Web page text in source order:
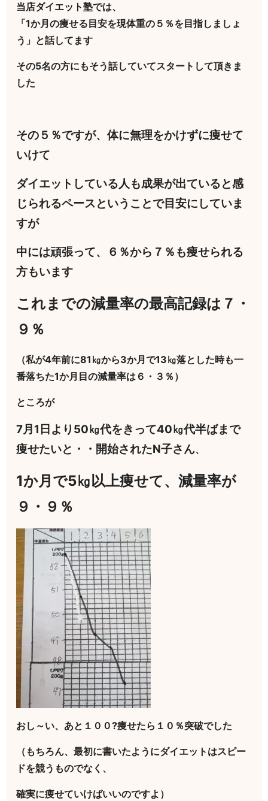
当店ダイエット塾では、
「1か月の痩せる目安を現体重の５％を目指しましょ
う」と話してます
その5名の方にもそう話していてスタートして頂きま
した
その５％ですが、体に無理をかけずに痩せて
いけて
ダイエットしている人も成果が出ていると感
じられるペースということで目安にしていま
すが
中には頑張って、６％から７％も痩せられる
方もいます
これまでの減量率の最高記録は７・
９％
（私が4年前に81㎏から3か月で13㎏落とした時も一
番落ちた1か月目の減量率は６・３％）
ところが
7月1日より50㎏代をきって40㎏代半ばまで
痩せたいと・・開始されたN子さん、
1か月で5㎏以上痩せて、減量率が
９・９％
おし～い、あと１００?痩せたら１０％突破でした
（もちろん、最初に書いたようにダイエットはスピー
ドを競うものでなく、
確実に痩せていけばいいのですよ）